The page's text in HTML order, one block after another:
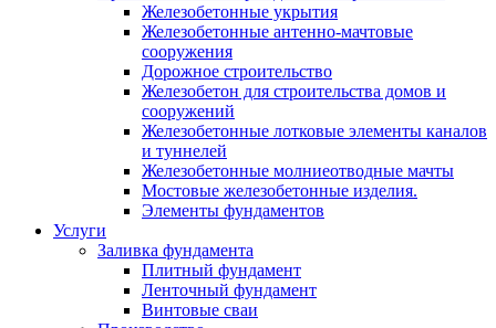
Железобетонные укрытия
Железобетонные антенно-мачтовые
сооружения
Дорожное строительство
Железобетон для строительства домов и
сооружений
Железобетонные лотковые элементы каналов
и туннелей
Железобетонные молниеотводные мачты
Мостовые железобетонные изделия.
Элементы фундаментов
Услуги
Заливка фундамента
Плитный фундамент
Ленточный фундамент
Винтовые сваи